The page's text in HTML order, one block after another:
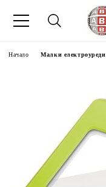
Начало Малки електроуреди